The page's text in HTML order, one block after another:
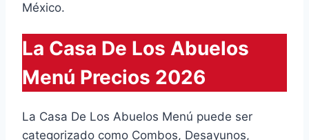
México.
La Casa De Los Abuelos
Menú Precios 2026
La Casa De Los Abuelos Menú puede ser
categorizado como Combos, Desayunos,